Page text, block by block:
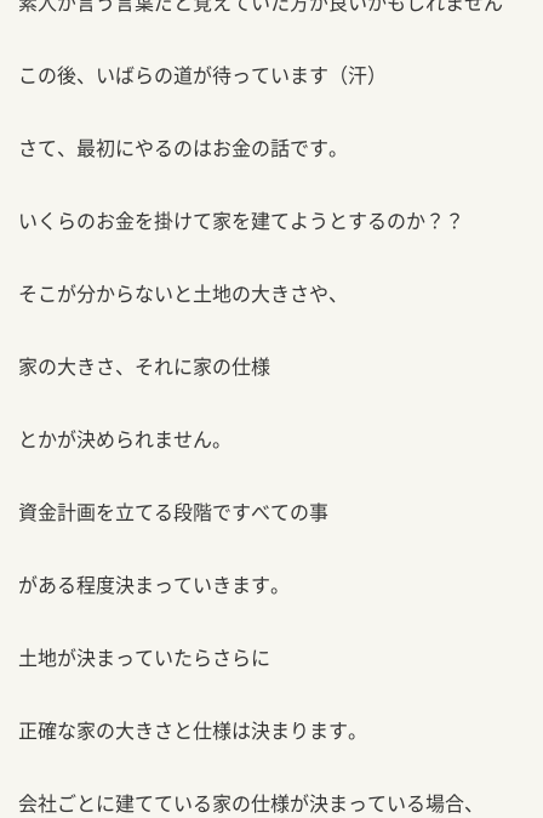
この後、いばらの道が待っています（汗）
さて、最初にやるのはお金の話です。
いくらのお金を掛けて家を建てようとするのか？？
そこが分からないと土地の大きさや、
家の大きさ、それに家の仕様
とかが決められません。
資金計画を立てる段階ですべての事
がある程度決まっていきます。
土地が決まっていたらさらに
正確な家の大きさと仕様は決まります。
会社ごとに建てている家の仕様が決まっている場合、